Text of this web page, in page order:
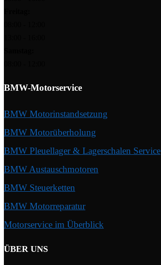
BMW-Motorservice
BMW Motorinstandsetzung
BMW Motorüberholung
BMW Pleuellager & Lagerschalen Service
BMW Austauschmotoren
BMW Steuerketten
BMW Motorreparatur
Motorservice im Überblick
ÜBER UNS